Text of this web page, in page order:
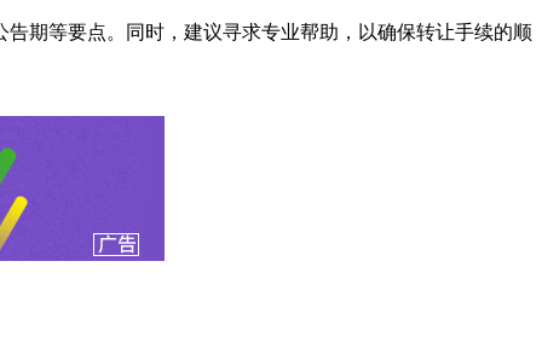
期等要点。同时，建议寻求专业帮助，以确保转让手续的顺